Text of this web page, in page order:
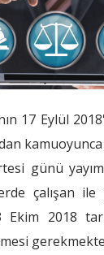
17 Eylül
günü
çalışan ile
Ekim 2018